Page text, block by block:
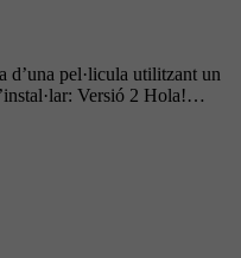
d’una pel·licula utilitzant un
Versió 2 Hola!…